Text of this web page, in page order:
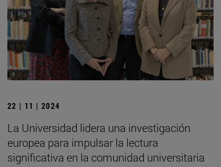
22 | 11 | 2024
La Universidad lidera una investigación
europea para impulsar la lectura
significativa en la comunidad universitaria